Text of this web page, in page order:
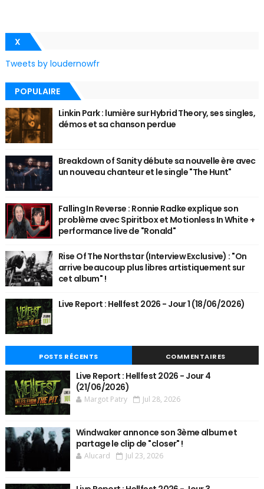
X
Tweets by loudernowfr
POPULAIRE
Linkin Park : lumière sur Hybrid Theory, ses singles,
démos et sa chanson perdue
Breakdown of Sanity débute sa nouvelle ère avec
un nouveau chanteur et le single "The Hunt"
Falling In Reverse : Ronnie Radke explique son
problème avec Spiritbox et Motionless In White +
performance live de "Ronald"
Rise Of The Northstar (Interview Exclusive) : "On
arrive beaucoup plus libres artistiquement sur
cet album" !
Live Report : Hellfest 2026 - Jour 1 (18/06/2026)
POSTS RÉCENTS COMMENTAIRES
Live Report : Hellfest 2026 - Jour 4
(21/06/2026)
Margot Patry Jul 28, 2026
Windwaker annonce son 3ème album et
partage le clip de "closer" !
Alucard Jul 23, 2026